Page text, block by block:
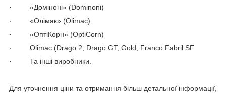
· «Доміноні» (Dominoni)
· «Олімак» (Olimac)
· «ОптіКорн» (OptiCorn)
· Olimac (Drago 2, Drago GT, Gold, Franco Fabril SF
· Та інші виробники.
Для уточнення ціни та отримання більш детальної інформації,